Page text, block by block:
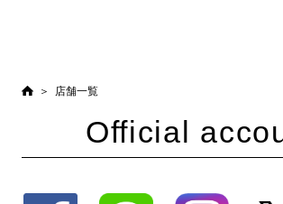
店舗一覧
Official